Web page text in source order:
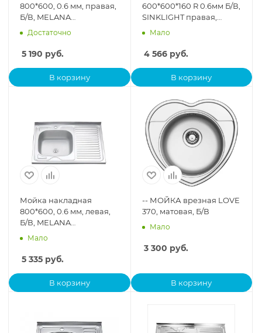
800*600, 0.6 мм, правая,
Б/В, MELANA
нержавейка (ЖЦ)
Достаточно
5 190 руб.
В корзину
600*600*160 R 0.6мм Б/В,
SINKLIGHT правая,
квадратн. глянец,
Мало
4 566руб.
В корзину
Мойка накладная
800*600, 0.6 мм, левая,
Б/В, MELANA
нержавейка
Мало
5 335 руб.
В корзину
-- МОЙКА врезная LOVE
370, матовая, Б/В
Мало
3 300 руб.
В корзину